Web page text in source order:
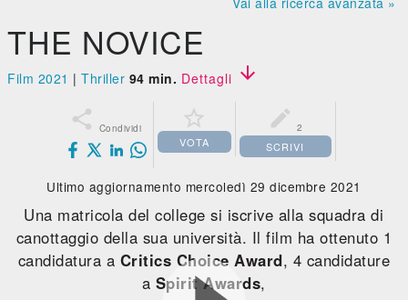
THE NOVICE
Film 2021 |Thriller 94 min. Dettagli 
 Condividi 
VOTA
 2
SCRIVI
Ultimo aggiornamento mercoledì 29 dicembre 2021
Una matricola del college si iscrive alla squadra di
canottaggio della sua università. Il film ha ottenuto 1
candidatura a Critics Choice Award, 4 candidature
a Spirit Awards,